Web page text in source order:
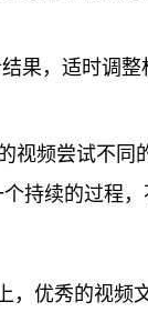
果，适时调整
视频尝试不同
持续的过程
，优秀的视频